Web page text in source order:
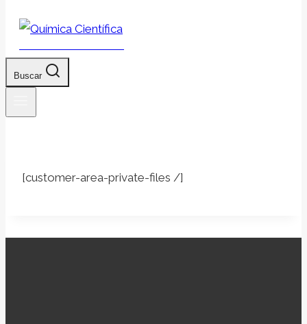
Buscar
[customer-area-private-files /]